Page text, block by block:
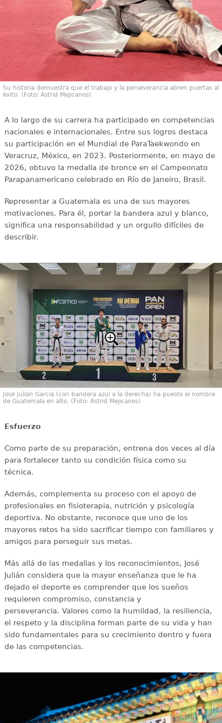
Su historia demuestra que el trabajo y la perseverancia abren puertas al
éxito. (Foto: Astrid Mejicanos)
A lo largo de su carrera ha participado en competencias
nacionales e internacionales. Entre sus logros destaca
su participación en el Mundial de ParaTaekwondo en
Veracruz, México, en 2023. Posteriormente, en mayo de
2026, obtuvo la medalla de bronce en el Campeonato
Parapanamericano celebrado en Río de Janeiro, Brasil.
Representar a Guatemala es una de sus mayores
motivaciones. Para él, portar la bandera azul y blanco,
significa una responsabilidad y un orgullo difíciles de
describir.
José Julián García (con bandera azul a la derecha) ha puesto el nombre
de Guatemala en alto. (Foto: Astrid Mejicanos)
Esfuerzo
Como parte de su preparación, entrena dos veces al día
para fortalecer tanto su condición física como su
técnica.
Además, complementa su proceso con el apoyo de
profesionales en fisioterapia, nutrición y psicología
deportiva. No obstante, reconoce que uno de los
mayores retos ha sido sacrificar tiempo con familiares y
amigos para perseguir sus metas.
Más allá de las medallas y los reconocimientos, José
Julián considera que la mayor enseñanza que le ha
dejado el deporte es comprender que los sueños
requieren compromiso, constancia y
perseverancia. Valores como la humildad, la resiliencia,
el respeto y la disciplina forman parte de su vida y han
sido fundamentales para su crecimiento dentro y fuera
de las competencias.